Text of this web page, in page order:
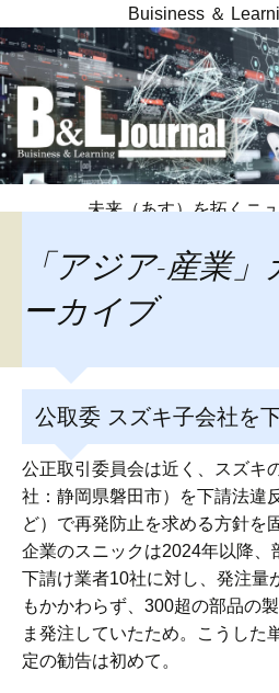
Buisiness ＆
未来（あす）を拓くニ
「アジア-産業
ーカイブ
公取委 スズキ子会社を
公正取引委員会は近く、スズキ
社：静岡県磐田市）を下請法違
ど）で再発防止を求める方針を
企業のスニックは2024年以降、
下請け業者10社に対し、発注量
もかかわらず、300超の部品の
ま発注していたため。こうした
定の勧告は初めて。